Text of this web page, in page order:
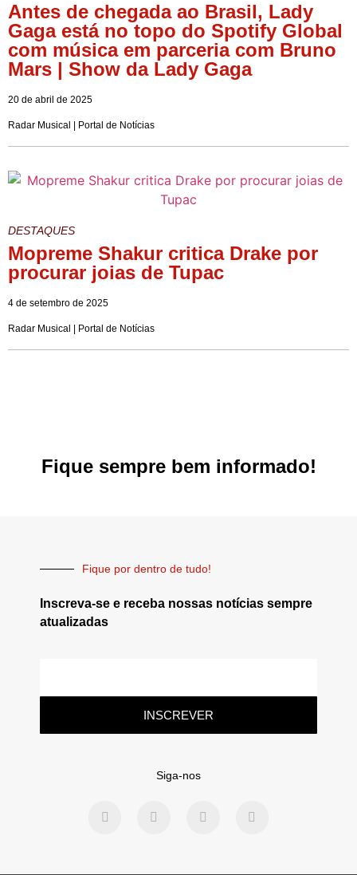
Antes de chegada ao Brasil, Lady
Gaga está no topo do Spotify Global
com música em parceria com Bruno
Mars | Show da Lady Gaga
20 de abril de 2025
Radar Musical | Portal de Notícias
DESTAQUES
Mopreme Shakur critica Drake por
procurar joias de Tupac
4 de setembro de 2025
Radar Musical | Portal de Notícias
Fique sempre bem informado!
Fique por dentro de tudo!
Inscreva-se e receba nossas notícias sempre
atualizadas
INSCREVER
Siga-nos